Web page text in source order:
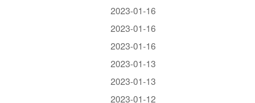
2023-01-16
2023-01-16
2023-01-16
2023-01-13
2023-01-13
2023-01-12